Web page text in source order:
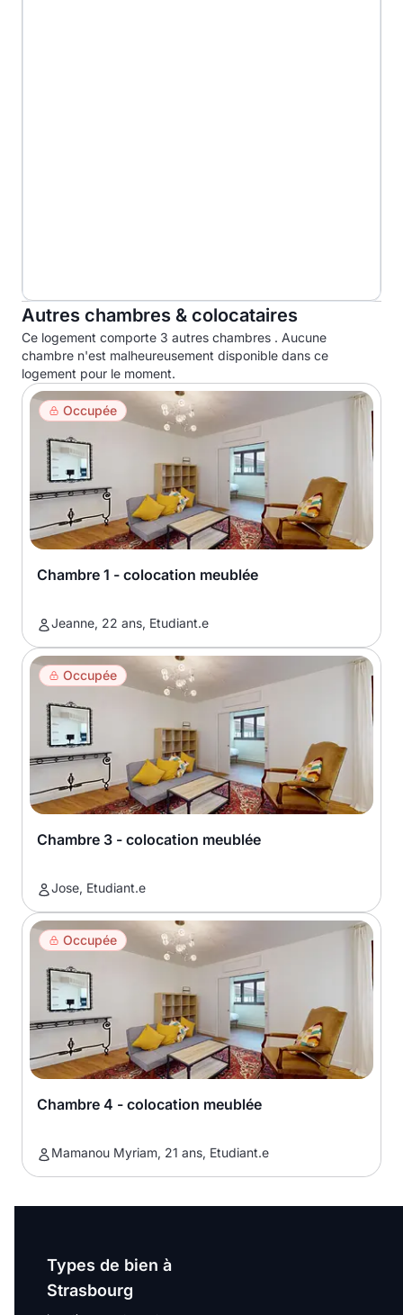
Autres chambres & colocataires
Ce logement comporte 3 autres chambres . Aucune
chambre n'est malheureusement disponible dans ce
logement pour le moment.
Occupée
Chambre 1 - colocation meublée
Jeanne, 22 ans, Etudiant.e
Occupée
Chambre 3 - colocation meublée
Jose, Etudiant.e
Occupée
Chambre 4 - colocation meublée
Mamanou Myriam, 21 ans, Etudiant.e
Types de bien à
Strasbourg